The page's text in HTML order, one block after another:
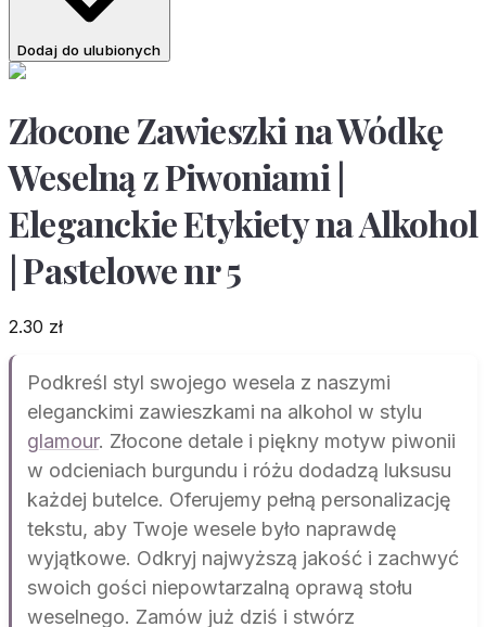
Dodaj do ulubionych
Złocone Zawieszki na Wódkę
Weselną z Piwoniami |
Eleganckie Etykiety na Alkohol
| Pastelowe nr 5
2.30 zł
Podkreśl styl swojego wesela z naszymi
eleganckimi zawieszkami na alkohol w stylu
glamour. Złocone detale i piękny motyw piwonii
w odcieniach burgundu i różu dodadzą luksusu
każdej butelce. Oferujemy pełną personalizację
tekstu, aby Twoje wesele było naprawdę
wyjątkowe. Odkryj najwyższą jakość i zachwyć
swoich gości niepowtarzalną oprawą stołu
weselnego. Zamów już dziś i stwórz